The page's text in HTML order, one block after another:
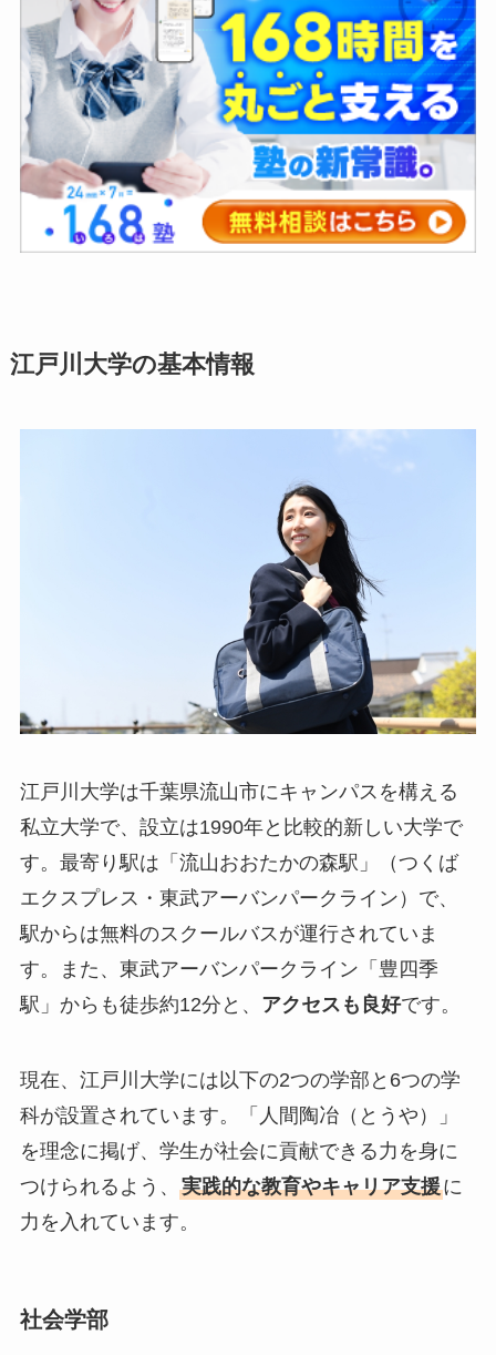
江戸川大学の基本情報
江戸川大学は千葉県流山市にキャンパスを構える
私立大学で、設立は1990年と比較的新しい大学で
す。最寄り駅は「流山おおたかの森駅」（つくば
エクスプレス・東武アーバンパークライン）で、
駅からは無料のスクールバスが運行されていま
す。また、東武アーバンパークライン「豊四季
駅」からも徒歩約12分と、 アクセスも良好です。
現在、江戸川大学には以下の2つの学部と6つの学
科が設置されています。「人間陶冶（とうや）」
を理念に掲げ、学生が社会に貢献できる力を身に
つけられるよう、 実践的な教育やキャリア支援に
力を入れています。
社会学部